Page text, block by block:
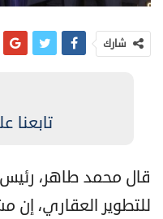
شارك
تابعنا
قال محمد طاهر،
للتطوير العقاري،